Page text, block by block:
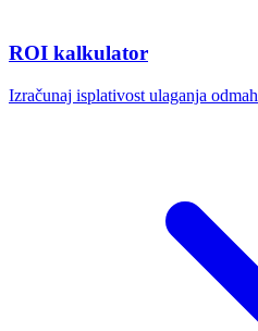
ROI kalkulator
Izračunaj isplativost ulaganja odmah